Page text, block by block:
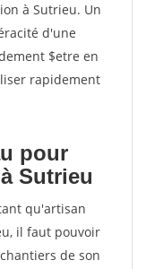
à Sutrieu. Un
d'une
$etre en
rapidement
pour
Sutrieu
qu'artisan
il faut pouvoir
de son